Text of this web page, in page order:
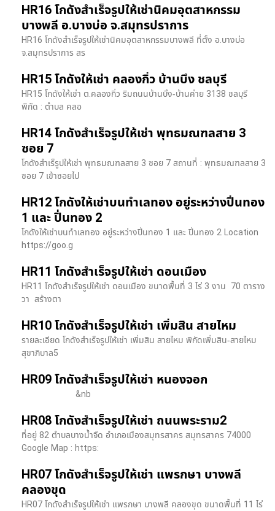
HR16 โกดังสำเร็จรูปให้เช่านิคมอุตสาหกรรม
บางพลี อ.บางบ่อ จ.สมุทรปราการ
HR16 โกดังสำเร็จรูปให้เช่านิคมอุตสาหกรรมบางพลี ที่ตั้ง อ.บางบ่อ
จ.สมุทรปราการ สร
HR15 โกดังให้เช่า คลองกิ่ว บ้านบึง ชลบุรี
HR15 โกดังให้เช่า ต.คลองกิ่ว ริมถนนบ้านบึง-บ้านค่าย 3138 ชลบุรี
พิกัด : ตำบล คลอ
HR14 โกดังสำเร็จรูปให้เช่า พุทธมณฑลสาย 3
ซอย 7
โกดังสำเร็รูปให้เช่า พุทธมณฑลสาย 3 ซอย 7 สถานที่ : พุทธมณฑลสาย 3
ซอย 7 เข้าซอยไป
HR12 โกดังให้เช่าบนทำเลทอง อยู่ระหว่างปิ่นทอง
1 และ ปิ่นทอง 2
โกดังให้เช่าบนทำเลทอง อยู่ระหว่างปิ่นทอง 1 และ ปิ่นทอง 2 Location
https://goo.g
HR11 โกดังสำเร็จรูปให้เช่า ดอนเมือง
HR11 โกดังสำเร็จรูปให้เช่า ดอนเมือง ขนาดพื้นที่ 3 ไร่ 3 งาน 70 ตาราง
วา สร้างตา
HR10 โกดังสำเร็จรูปให้เช่า เพิ่มสิน สายไหม
รายละเอียด โกดังสำเร็จรูปให้เช่า เพิ่มสิน สายไหม พิกัดเพิ่มสิน-สายไหม
สุขาภิบาล5
HR09 โกดังสำเร็จรูปให้เช่า หนองจอก
&nb
HR08 โกดังสำเร็จรูปให้เช่า ถนนพระราม2
ที่อยู่ 82 ตำบลบางน้ำจืด อำเภอเมืองสมุทรสาคร สมุทรสาคร 74000
Google Map : https:
HR07 โกดังสำเร็จรูปให้เช่า แพรกษา บางพลี​
คลองขุด
HR07 โกดังสำเร็จรูปให้เช่า แพรกษา บางพลี​ คลองขุด ขนาดพื้นที่ 11 ไร่